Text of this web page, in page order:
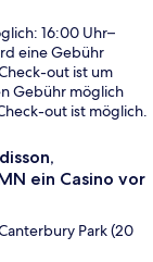
16:00 Uhr–
eine Gebühr
out ist um
Gebühr möglich
out ist möglich.
ein Casino vor
Park (20